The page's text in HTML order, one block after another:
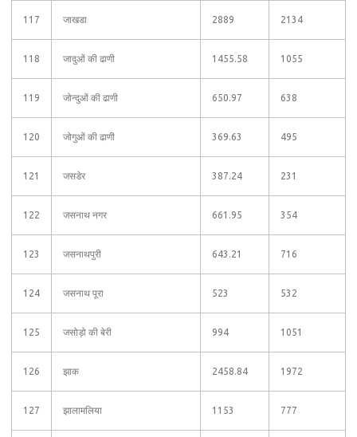
117 जाखडा 2889 2134
118 जादुओं की ढाणी 1455.58 1055
119 जोन्दुओं की ढाणी 650.97 638
120 जोगुओं की ढाणी 369.63 495
121 जसडेर 387.24 231
122 जसनाथ नगर 661.95 354
123 जसनाथपुरी 643.21 716
124 जसनाथ पूरा 523 532
125 जसोड़ो की बेरी 994 1051
126 झाक 2458.84 1972
127 झालामलिया 1153 777